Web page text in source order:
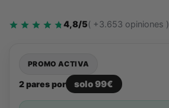
4,8/5( +3.653 opiniones )
PROMO ACTIVA
2 pares por solo 99€